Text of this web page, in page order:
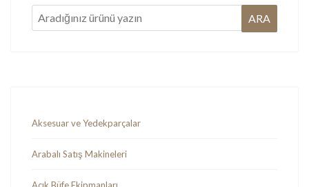
Aksesuar ve Yedekparçalar
Arabalı Satış Makineleri